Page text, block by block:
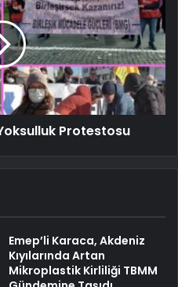
Protestosu
Emep’li Karaca, Akdeniz
Kıyılarında Artan
Mikroplastik Kirliliği TBMM